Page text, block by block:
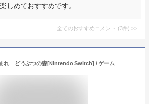
しめておすすめです。
全てのおすすめコメント (3件) >
れ どうぶつの森[Nintendo Switch] / ゲーム